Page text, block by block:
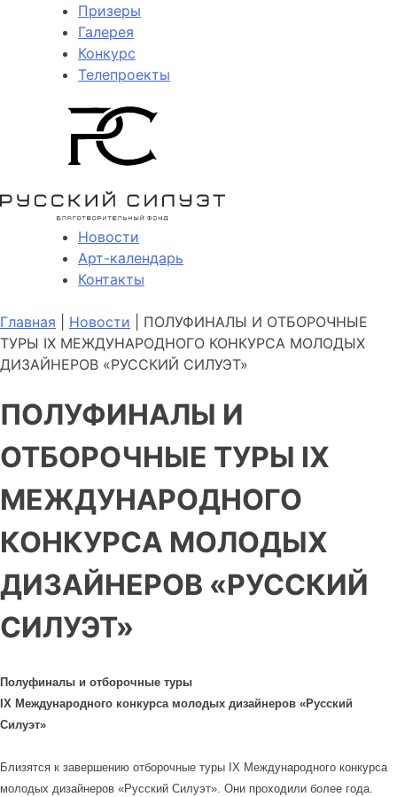
Призеры
Галерея
Конкурс
Телепроекты
Новости
Арт-календарь
Контакты
Главная Новости | ПОЛУФИНАЛЫ И ОТБОРОЧНЫЕ
ТУРЫ IX МЕЖДУНАРОДНОГО КОНКУРСА МОЛОДЫХ
ДИЗАЙНЕРОВ «РУССКИЙ СИЛУЭТ»
ПОЛУФИНАЛЫ И
ОТБОРОЧНЫЕ ТУРЫ IX
МЕЖДУНАРОДНОГО
КОНКУРСА МОЛОДЫХ
ДИЗАЙНЕРОВ «РУССКИЙ
СИЛУЭТ»
Полуфиналы и отборочные туры
IX Международного конкурса молодых дизайнеров «Русский
Силуэт»
Близятся к завершению отборочные туры IX Международного конкурса
молодых дизайнеров «Русский Силуэт». Они проходили более года.